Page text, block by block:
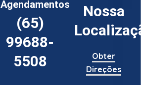
Agendamentos
(65)
99688-
5508
Nossa
Obter
Direções